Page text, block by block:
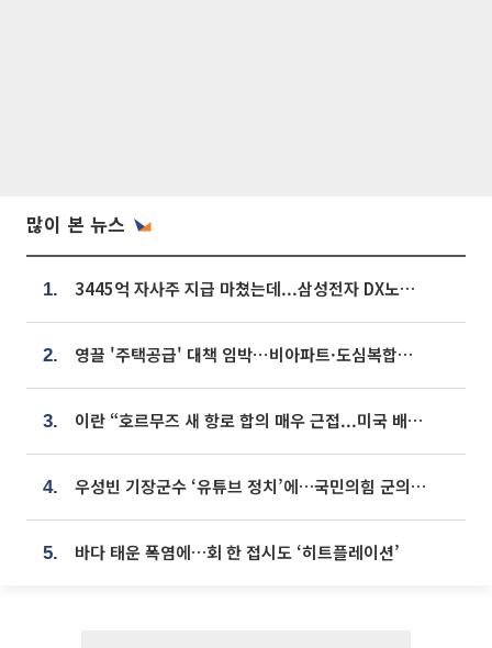
많이 본 뉴스
1. 3445억 자사주 지급 마쳤는데...삼성전자 DX노조, 뒤늦은 '떼쓰기 집회'
2. 영끌 '주택공급' 대책 임박⋯비아파트·도심복합까지 총동원
3. 이란 “호르무즈 새 항로 합의 매우 근접...미국 배상 먼저”
4. 우성빈 기장군수 ‘유튜브 정치’에…국민의힘 군의원들 집단 반발
5. 바다 태운 폭염에…회 한 접시도 ‘히트플레이션’